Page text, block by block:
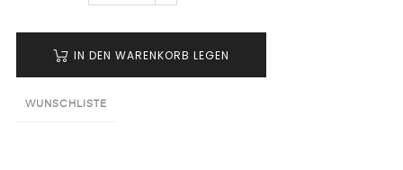
IN DEN WARENKORB LEGEN
WUNSCHLISTE